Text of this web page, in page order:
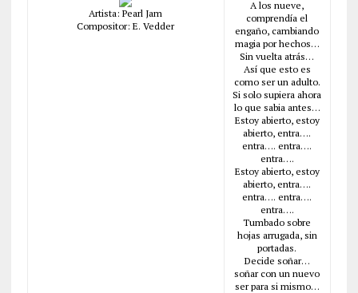
Artista: Pearl Jam
Compositor: E. Vedder
A los nueve,
comprendía el
engaño, cambiando
magia por hechos…
Sin vuelta atrás…
Así que esto es
como ser un adulto.
Si solo supiera ahora
lo que sabia antes…
Estoy abierto, estoy
abierto, entra….
entra…. entra….
entra….
Estoy abierto, estoy
abierto, entra….
entra…. entra….
entra….
Tumbado sobre
hojas arrugada, sin
portadas.
Decide soñar…
soñar con un nuevo
ser para si mismo…